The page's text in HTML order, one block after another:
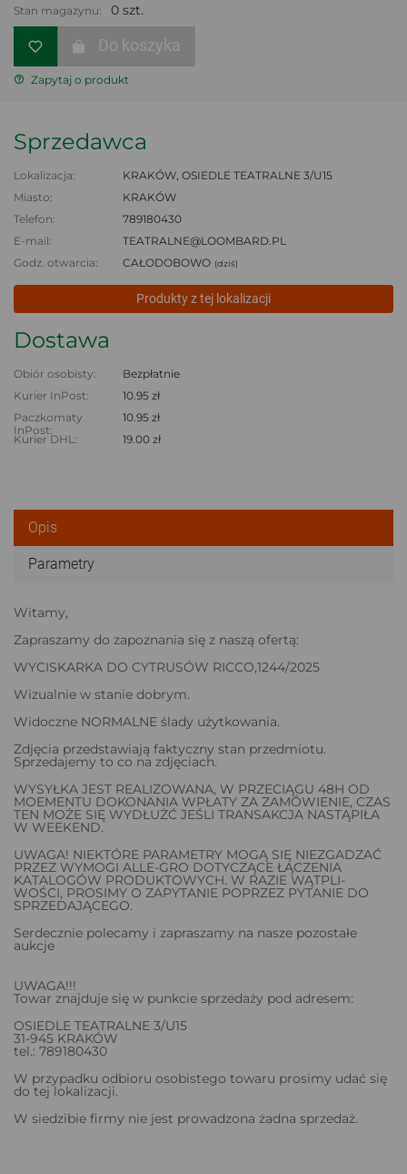
Stan magazynu: 0 szt.
Do koszyka
Zapytaj o produkt
Sprzedawca
Lokalizacja:
KRAKÓW, OSIEDLE TEATRALNE 3/U15
Miasto:
KRAKÓW
Telefon:
789180430
E-mail:
TEATRALNE@LOOMBARD.PL
Godz. otwarcia:
CAŁODOBOWO (dziś)
Produkty z tej lokalizacji
Dostawa
Obiór osobisty:
Bezpłatnie
Kurier InPost:
10.95 zł
Paczkomaty
InPost:
10.95 zł
Kurier DHL:
19.00 zł
Opis
Parametry
Witamy,
Zapraszamy do zapoznania się z naszą ofertą:
WYCISKARKA DO CYTRUSÓW RICCO,1244/2025
Wizualnie w stanie dobrym.
Widoczne NORMALNE ślady użytkowania.
Zdjęcia przedstawiają faktyczny stan przedmiotu.
Sprzedajemy to co na zdjęciach.
WYSYŁKA JEST REALIZOWANA, W PRZECIĄGU 48H OD
MOEMENTU DOKONANIA WPŁATY ZA ZAMÓWIENIE, CZAS
TEN MOŻE SIĘ WYDŁUŻĆ JEŚLI TRANSAKCJA NASTĄPIŁA
W WEEKEND.
UWAGA! NIEKTÓRE PARAMETRY MOGĄ SIĘ NIEZGADZAĆ
PRZEZ WYMOGI ALLE-GRO DOTYCZĄCE ŁĄCZENIA
KATALOGÓW PRODUKTOWYCH. W RAZIE WĄTPLI-
WOŚCI, PROSIMY O ZAPYTANIE POPRZEZ PYTANIE DO
SPRZEDAJĄCEGO.
Serdecznie polecamy i zapraszamy na nasze pozostałe
aukcje
UWAGA!!!
Towar znajduje się w punkcie sprzedaży pod adresem:
OSIEDLE TEATRALNE 3/U15
31-945 KRAKÓW
tel.: 789180430
W przypadku odbioru osobistego towaru prosimy udać się
do tej lokalizacji.
W siedzibie firmy nie jest prowadzona żadna sprzedaż.